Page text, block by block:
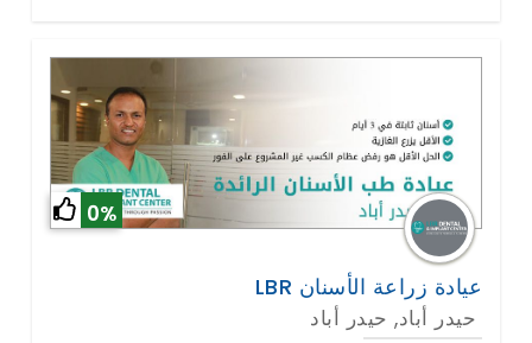
0%
LBR عيادة زراعة الأسنان
حيدر أباد, حيدر أباد